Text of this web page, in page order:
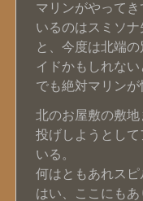
マリンがやって
いるのはスミソ
と、今度は北端
イドかもしれない
でも絶対マリン
北のお屋敷の敷
投げしようとし
いる。
何はともあれス
はい、ここにもあ